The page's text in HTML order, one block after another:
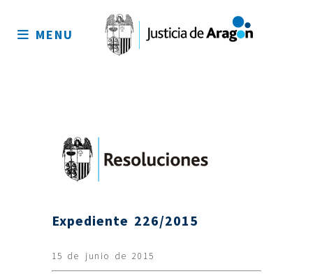
sitio
MENU
Expediente 226/2015
15 de junio de 2015